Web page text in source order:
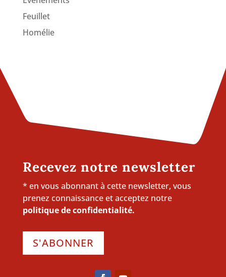
Feuillet
Homélie
Recevez notre newsletter
* en vous abonnant à cette newsletter, vous
prenez connaissance et acceptez notre
politique de confidentialité.
S'ABONNER